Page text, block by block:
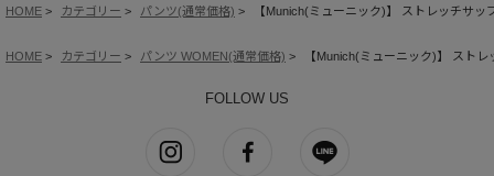
HOME カテゴリー パンツ(通常価格) 【Munich(ミューニック)】 ストレッチサッ
HOME カテゴリー パンツ WOMEN(通常価格) 【Munich(ミューニック)】 スト
FOLLOW US